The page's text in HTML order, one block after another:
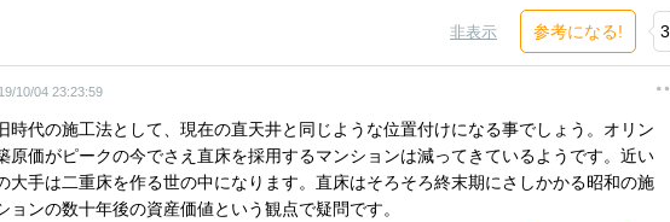
非表示 参考になる! 3
10/04 23:23:59
時代の施工法として、現在の直天井と同じような位置付けになる事でしょう。オリン
原価がピークの今でさえ直床を採用するマンションは減ってきているようです。近い
大手は二重床を作る世の中になります。直床はそろそろ終末期にさしかかる昭和の施
ョンの数十年後の資産価値という観点で疑問です。